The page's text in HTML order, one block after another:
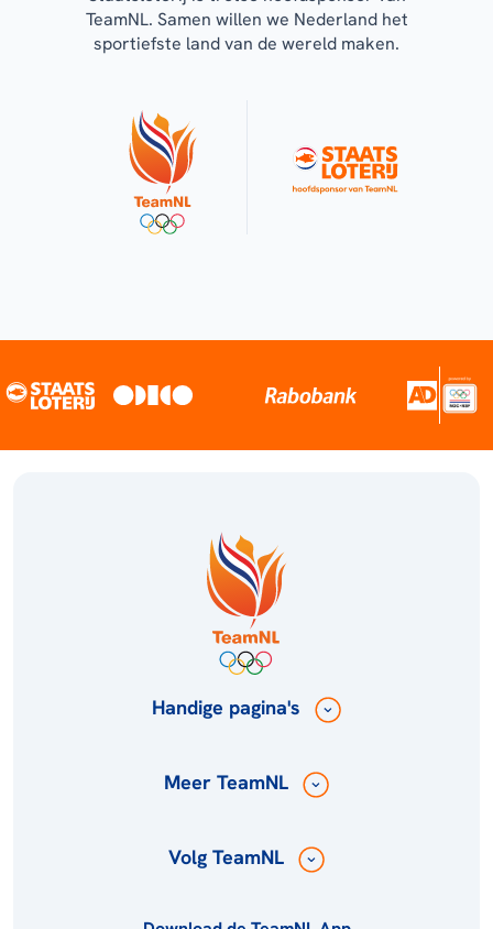
TeamNL. Samen willen we Nederland het
sportiefste land van de wereld maken.
Handige pagina's
Meer TeamNL
Volg TeamNL